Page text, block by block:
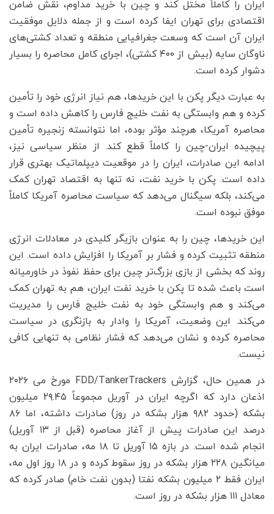
ایران را کاملاً مختل کند و چین با خرید مداوم، نقش ضامن
اقتصادی برای تهران ایفا کرده است و از جمله دلایل موفقیت
ایران آن است که وسعت جغرافیایی منطقه و تعداد کشتی‌های
ناوگان سایه (بیش از ۴۰۰ کشتی)، اجرای کامل محاصره را بسیار
دشوار کرده است.
به عبارت دیگر پکن با این خریدها، هم نیاز انرژی خود را تأمین
کرده و هم وابستگی به نفت خلیج فارس را کاهش داده است و
محاصره آمریکا، هرچند مؤثر بوده، اما نتوانسته زنجیره تأمین
پیچیده ایران-چین را کاملاً قطع کند. از منظر سیاسی نیز،
ادامه این صادرات، ایران را در موقعیت دیپلماتیک بهتری قرار
داده است. پکن با خرید نفت، نه تنها به اقتصاد تهران کمک
می‌کند، بلکه سیگنال می‌دهد که سیاست محاصره آمریکا کاملاً
موفق نبوده است.
این خریدها، چین را به عنوان بازیگر کلیدی در معادلات انرژی
منطقه تثبیت کرده و فشار بر آمریکا را افزایش داده است. این
روند که بخشی از بازی بزرگ‌تر چین برای حفظ نفوذ در خاورمیانه
است باعث شده تا پکن با خرید نفت ایران، هم به تهران کمک
می‌کند و هم وابستگی خود به نفت خلیج فارس را مدیریت
می‌کند. این وضعیت، آمریکا را وادار به بازنگری در سیاست
محاصره کرده و نشان می‌دهد که فشار نظامی به تنهایی کافی
نیست.
در همین حال، گزارش FDD/TankerTrackers مورخ می ۲۰۲۶
اذعان دارد که اگرچه ایران در آوریل مجموعاً ۲۹.۴۵ میلیون
بشکه (حدود ۹۸۲ هزار بشکه در روز) صادرات داشته، اما ۸۶
درصد این صادرات پیش از آغاز محاصره (قبل از ۱۳ آوریل)
انجام شده است. در بازه ۱۵ آوریل تا ۱۸ مه، صادرات ایران به
میانگین ۲۲۸ هزار بشکه در روز سقوط کرده و در ۱۸ روز اول مه،
ایران فقط ۲ میلیون بشکه نفتا (بدون نفت خام) صادر کرده که
معادل ۱۱۱ هزار بشکه در روز است.